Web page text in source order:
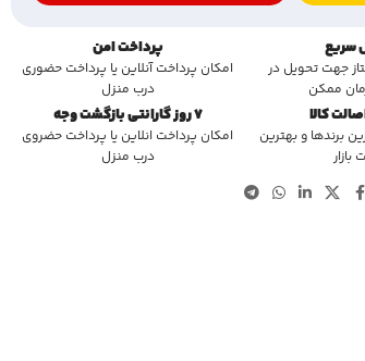
سریع
جهت تحویل در
ممکن
کالا
برندها و بهترین
پرداخت امن
امکان پرداخت آنلاین یا پرداخت حضوری
درب منزل
7 روز گارانتی بازگشت وجه
امکان پرداخت انلاین یا پرداخت حضروی
درب منزل